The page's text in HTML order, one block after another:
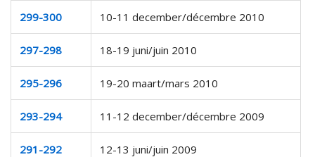
299-300 10-11 december/décembre 2010
297-298 18-19 juni/juin 2010
295-296 19-20 maart/mars 2010
293-294 11-12 december/décembre 2009
291-292 12-13 juni/juin 2009